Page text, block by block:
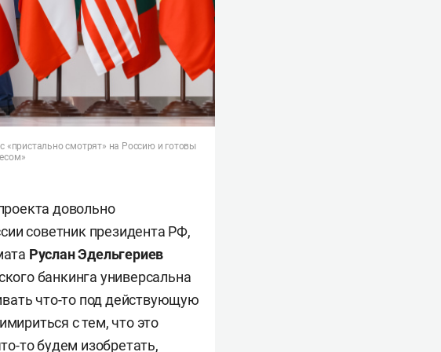
«пристально смотрят» на Россию и готовы
довольно
советник президента РФ,
Руслан Эдельгериев
банкинга универсальна
что-то под действующую
с тем, что это
то будем изобретать,